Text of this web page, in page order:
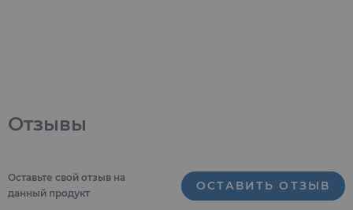
Отзывы
Оставьте свой отзыв на
данный продукт
ОСТАВИТЬ ОТЗЫВ